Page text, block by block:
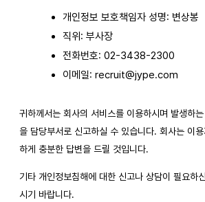
개인정보 보호책임자 성명: 변상봉
직위: 부사장
전화번호: 02-3438-2300
이메일: recruit@jype.com
귀하께서는 회사의 서비스를 이용하시며 발생하
을 담당부서로 신고하실 수 있습니다. 회사는 이
하게 충분한 답변을 드릴 것입니다.
기타 개인정보침해에 대한 신고나 상담이 필요하
시기 바랍니다.